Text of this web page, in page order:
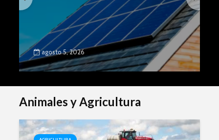
agosto 5, 2026
Animales y Agricultura